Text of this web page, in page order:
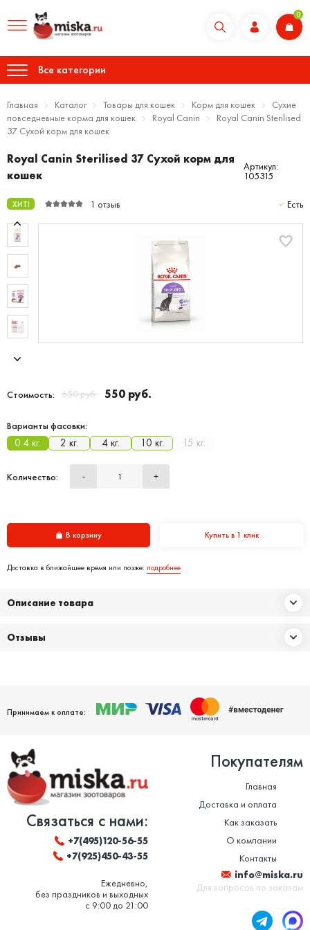
0
Все категории
Главная Каталог Товары для кошек Корм для кошек
Сухие
повседневные корма для кошек
Royal Canin
Royal Canin Sterilised
37 Сухой корм для кошек
Royal Canin Sterilised 37 Сухой корм для
кошек
Артикул:
105315
ХИТ! 1 отзыв Есть
Стоимость: 650 руб. 550 руб.
Варианты фасовки:
0.4 кг. 2 кг. 4 кг. 10 кг. 15 кг.
Количество: - +
В корзину Купить в 1 клик
Доставка в ближайшее время или позже: подробнее
Описание товара
Отзывы
Принимаем к оплате:
Связаться с нами:
+7(495)120-56-55
+7(925)450-43-55
Ежедневно,
без праздников и выходных
с 9:00 до 21:00
Покупателям
Главная
Доставка и оплата
Как заказать
О компании
Контакты
info@miska.ru
Для вопросов по заказам